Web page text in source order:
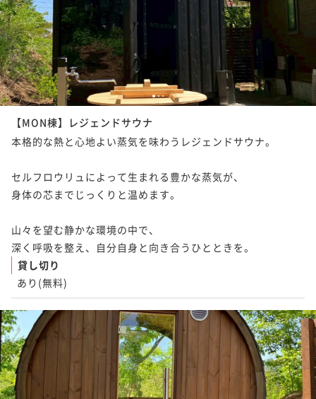
123
【MON棟】レジェンドサウナ
本格的な熱と心地よい蒸気を味わうレジェンドサウナ。
セルフロウリュによって生まれる豊かな蒸気が、
身体の芯までじっくりと温めます。
山々を望む静かな環境の中で、
深く呼吸を整え、自分自身と向き合うひとときを。
貸し切り
あり(無料)